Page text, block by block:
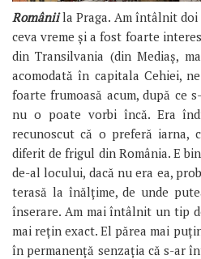
Româniila Praga. Am întâlnit doi
ceva vreme și a fost foarte
din Transilvania (din Mediaș,
acomodată în capitala Cehiei,
foarte frumoasă acum, după ce
nu o poate vorbi încă. Era
recunoscut că o preferă iarna,
diferit de frigul din România. E
de-al locului, dacă nu era ea,
terasă la înălțime, de unde
înserare. Am mai întâlnit un tip
mai rețin exact. El părea mai
în permanență senzația că s-ar